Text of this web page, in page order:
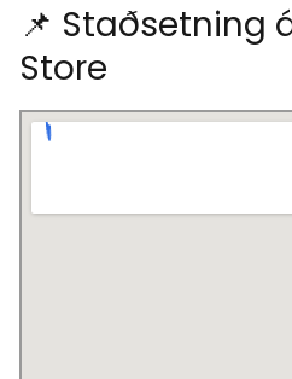
📌 Staðsetning
Store